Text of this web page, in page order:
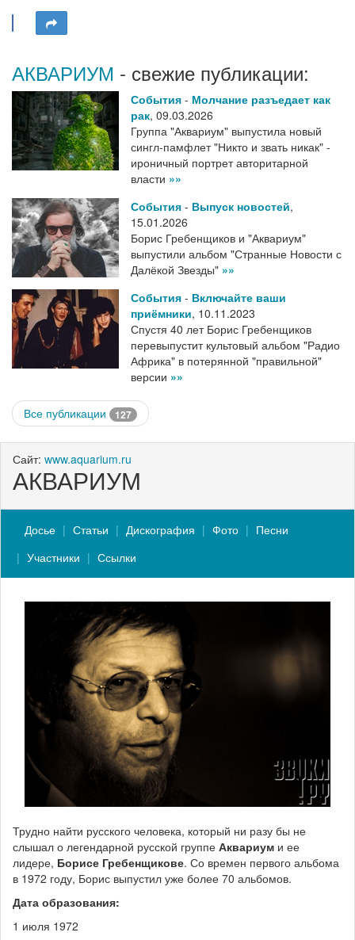
АКВАРИУМ - свежие публикации:
События - Молчание разъедает как
рак, 09.03.2026
Группа "Аквариум" выпустила новый
сингл-памфлет "Никто и звать никак" -
ироничный портрет авторитарной
власти »»
События - Выпуск новостей,
15.01.2026
Борис Гребенщиков и "Аквариум"
выпустили альбом "Странные Новости с
Далёкой Звезды" »»
События - Включайте ваши
приёмники, 10.11.2023
Спустя 40 лет Борис Гребенщиков
перевыпустит культовый альбом "Радио
Африка" в потерянной "правильной"
версии »»
Все публикации 127
Сайт: www.aquarium.ru
АКВАРИУМ
Досье Статьи Дискография Фото
Песни
Участники
Ссылки
Трудно найти русского человека, который ни разу бы не
слышал о легендарной русской группе Аквариум и ее
лидере, Борисе Гребенщикове. Со времен первого альбома
в 1972 году, Борис выпустил уже более 70 альбомов.
Дата образования:
1 июля 1972